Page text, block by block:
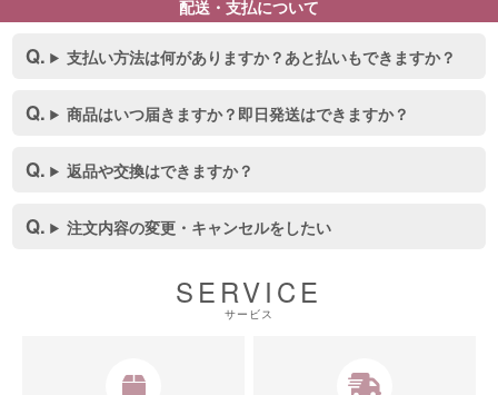
配送・支払について
支払い方法は何がありますか？あと払いもできますか？
商品はいつ届きますか？即日発送はできますか？
返品や交換はできますか？
注文内容の変更・キャンセルをしたい
SERVICE
サービス